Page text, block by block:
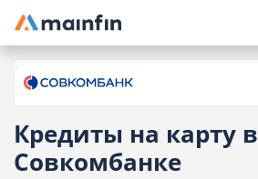
Главное меню
Кредиты на карту в
Совкомбанке
О банке